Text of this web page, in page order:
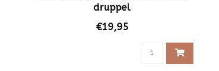
druppel
€19,95